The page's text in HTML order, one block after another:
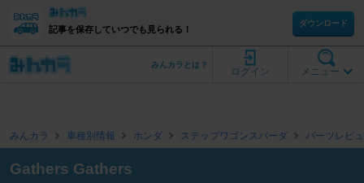
記事を保存していつでも見られる！
ダウンロード
メニュー
ログイン
みんカラとは？
みんカラ 車種別情報 ホンダ ステップワゴンスパーダ パーツレビ
Gathers Gathers